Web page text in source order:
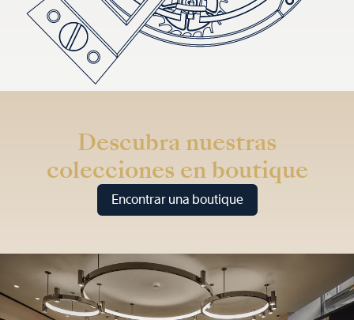
Descubra nuestras
colecciones en boutique
Encontrar una boutique